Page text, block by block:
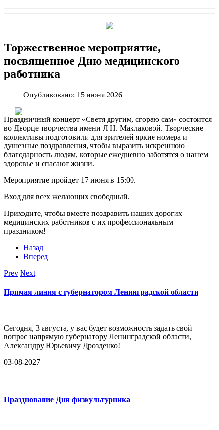
Торжественное мероприятие,
посвященное Дню медицинского
работника
Опубликовано: 15 июня 2026
Праздничный концерт «Светя другим, сгораю сам» состоится
во Дворце творчества имени Л.Н. Маклаковой. Творческие
коллективы подготовили для зрителей яркие номера и
душевные поздравления, чтобы выразить искреннюю
благодарность людям, которые ежедневно заботятся о нашем
здоровье и спасают жизни.
Мероприятие пройдет 17 июня в 15:00.
Вход для всех желающих свободный.
Приходите, чтобы вместе поздравить наших дорогих
медицинских работников с их профессиональным
праздником!
Назад
Вперед
Prev Next
Прямая линия с губернатором Ленинградской области
Сегодня, 3 августа, у вас будет возможность задать свой
вопрос напрямую губернатору Ленинградской области,
Александру Юрьевичу Дрозденко!
03-08-2027
Празднование Дня физкультурника